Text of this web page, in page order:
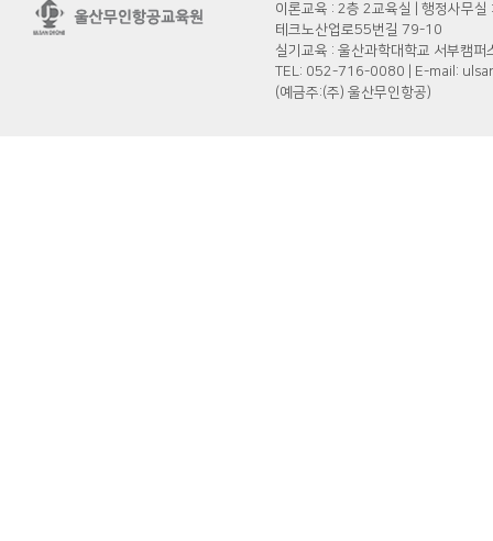
이론교육 : 2층 2교육실 | 행정사무
테크노산업로55번길 79-10
실기교육 : 울산과학대학교 서부캠
TEL: 052-716-0080 | E-mail:
(예금주:(주) 울산무인항공)